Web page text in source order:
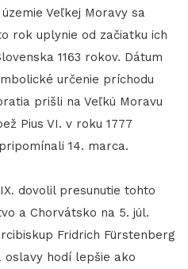
Veľkej Moravy sa
rok uplynie od začiatku ich
1163 rokov. Dátum
určenie príchodu
prišli na Veľkú Moravu
Pius VI. v roku 1777
14. marca.
dovolil presunutie tohto
a Chorvátsko na 5. júl.
Fridrich Fürstenberg
oslavy hodí lepšie ako